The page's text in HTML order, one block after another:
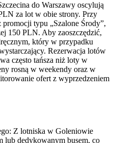
do Warszawy oscylują
za lot w obie strony. Przy
typu „Szalone Środy”,
150 PLN. Aby zaoszczędzić,
który w przypadku
Rezerwacja lotów
często tańsza niż loty w
rosną w weekendy oraz w
ofert z wyprzedzeniem
Z lotniska w Goleniowie
lub dedykowanym busem, co